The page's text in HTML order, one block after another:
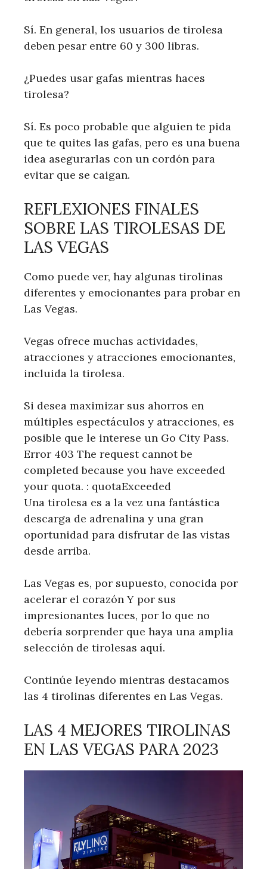
Sí. En general, los usuarios de tirolesa
deben pesar entre 60 y 300 libras.
¿Puedes usar gafas mientras haces
tirolesa?
Sí. Es poco probable que alguien te pida
que te quites las gafas, pero es una buena
idea asegurarlas con un cordón para
evitar que se caigan.
REFLEXIONES FINALES
SOBRE LAS TIROLESAS DE
LAS VEGAS
Como puede ver, hay algunas tirolinas
diferentes y emocionantes para probar en
Las Vegas.
Vegas ofrece muchas actividades,
atracciones y atracciones emocionantes,
incluida la tirolesa.
Si desea maximizar sus ahorros en
múltiples espectáculos y atracciones, es
posible que le interese un Go City Pass.
Error 403 The request cannot be
completed because you have exceeded
your quota. : quotaExceeded
Una tirolesa es a la vez una fantástica
descarga de adrenalina y una gran
oportunidad para disfrutar de las vistas
desde arriba.
Las Vegas es, por supuesto, conocida por
acelerar el corazón Y por sus
impresionantes luces, por lo que no
debería sorprender que haya una amplia
selección de tirolesas aquí.
Continúe leyendo mientras destacamos
las 4 tirolinas diferentes en Las Vegas.
LAS 4 MEJORES TIROLINAS
EN LAS VEGAS PARA 2023